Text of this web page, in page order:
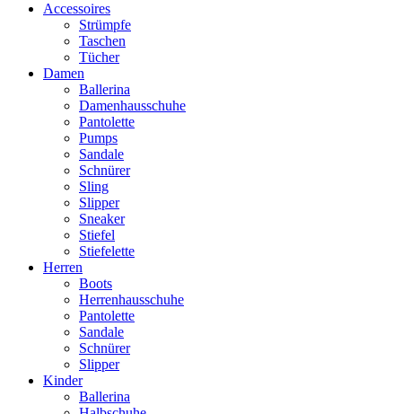
Accessoires
Strümpfe
Taschen
Tücher
Damen
Ballerina
Damenhausschuhe
Pantolette
Pumps
Sandale
Schnürer
Sling
Slipper
Sneaker
Stiefel
Stiefelette
Herren
Boots
Herrenhausschuhe
Pantolette
Sandale
Schnürer
Slipper
Kinder
Ballerina